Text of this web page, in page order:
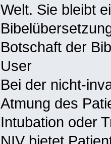
Welt. Sie bleibt
Botschaft der
User
Bei der nicht-
Atmung des
Intubation oder